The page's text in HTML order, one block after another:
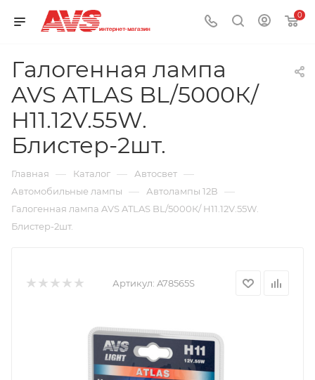
0
Галогенная лампа
AVS ATLAS BL/5000К/
H11.12V.55W.
Блистер-2шт.
Главная — Каталог — Автосвет —
Автомобильные лампы — Автолампы 12В —
Галогенная лампа AVS ATLAS BL/5000К/ H11.12V.55W.
Блистер-2шт.
Артикул: A78565S